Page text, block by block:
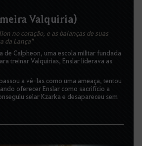
Valquiria)
no coração, e as balanças de suas
da Lança"
de Calpheon, uma escola militar fundada
treinar Valquirias, Enslar liderava as
a vê-las como uma ameaça, tentou
oferecer Enslar como sacrifício a
selar Kzarka e desapareceu sem